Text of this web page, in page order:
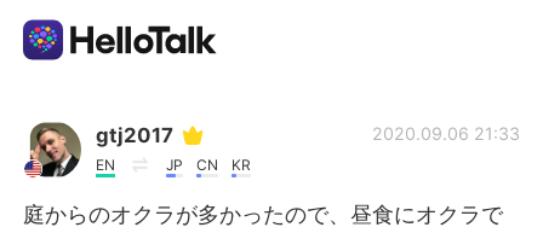
Language Exchange App
gtj2017
EN JP CN KR
2020.09.06 21:33
庭からのオクラが多かったので、昼食にオクラで